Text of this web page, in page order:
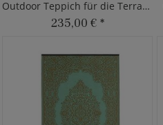
Outdoor Teppich für die Terrasse
235,00 € *